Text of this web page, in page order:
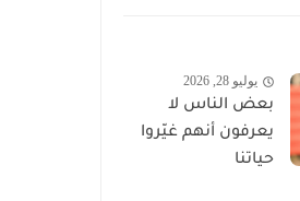
يوليو 28, 2026
بعض الناس لا
يعرفون أنهم غيّروا
حياتنا